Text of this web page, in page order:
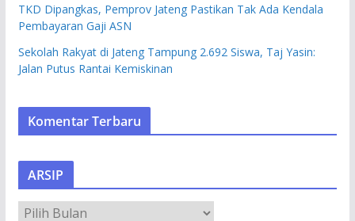
TKD Dipangkas, Pemprov Jateng Pastikan Tak Ada Kendala
Pembayaran Gaji ASN
Sekolah Rakyat di Jateng Tampung 2.692 Siswa, Taj Yasin:
Jalan Putus Rantai Kemiskinan
Komentar Terbaru
ARSIP